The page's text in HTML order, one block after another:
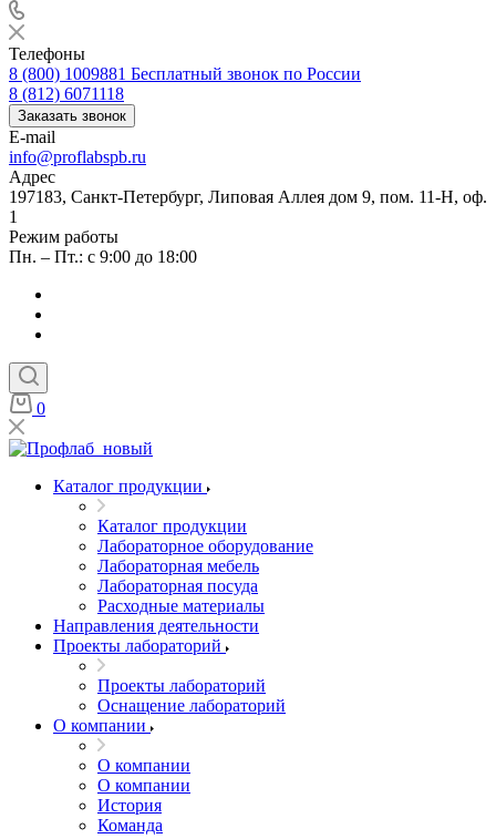
Телефоны
8 (800) 1009881 Бесплатный звонок по России
8 (812) 6071118
Заказать звонок
E-mail
info@proflabspb.ru
Адрес
197183, Санкт-Петербург, Липовая Аллея дом 9, пом. 11-Н, оф.
1
Режим работы
Пн. – Пт.: с 9:00 до 18:00
0
Каталог продукции
Каталог продукции
Лабораторное оборудование
Лабораторная мебель
Лабораторная посуда
Расходные материалы
Направления деятельности
Проекты лабораторий
Проекты лабораторий
Оснащение лабораторий
О компании
О компании
О компании
История
Команда